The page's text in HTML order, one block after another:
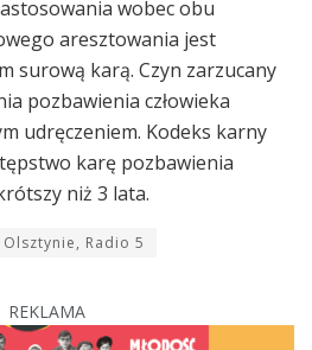
wobec obu
aresztowania jest
surową karą. Czyn zarzucany
pozbawienia człowieka
udręczeniem. Kodeks karny
karę pozbawienia
niż 3 lata.
Radio 5
REKLAMA